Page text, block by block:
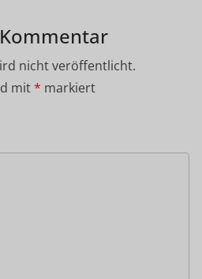
nicht veröffentlicht.
mit* markiert